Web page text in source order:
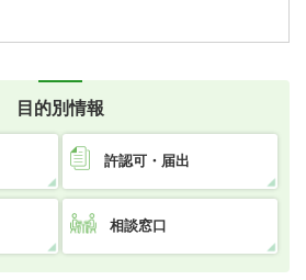
目的別情報
許認可・届出
相談窓口